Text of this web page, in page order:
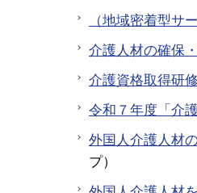
（地域密着型サ
介護人材の確保
介護資格取得研
令和７年度「介
外国人介護人材
プ）